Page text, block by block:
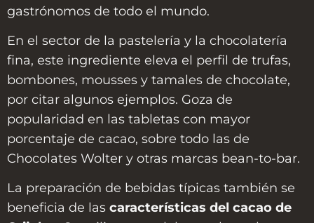
gastrónomos de todo el mundo.
En el sector de la pastelería y la chocolatería
fina, este ingrediente eleva el perfil de trufas,
bombones, mousses y tamales de chocolate,
por citar algunos ejemplos. Goza de
popularidad en las tabletas con mayor
porcentaje de cacao, sobre todo las de
Chocolates Wolter y otras marcas bean-to-bar.
La preparación de bebidas típicas también se
beneficia de las características del cacao de